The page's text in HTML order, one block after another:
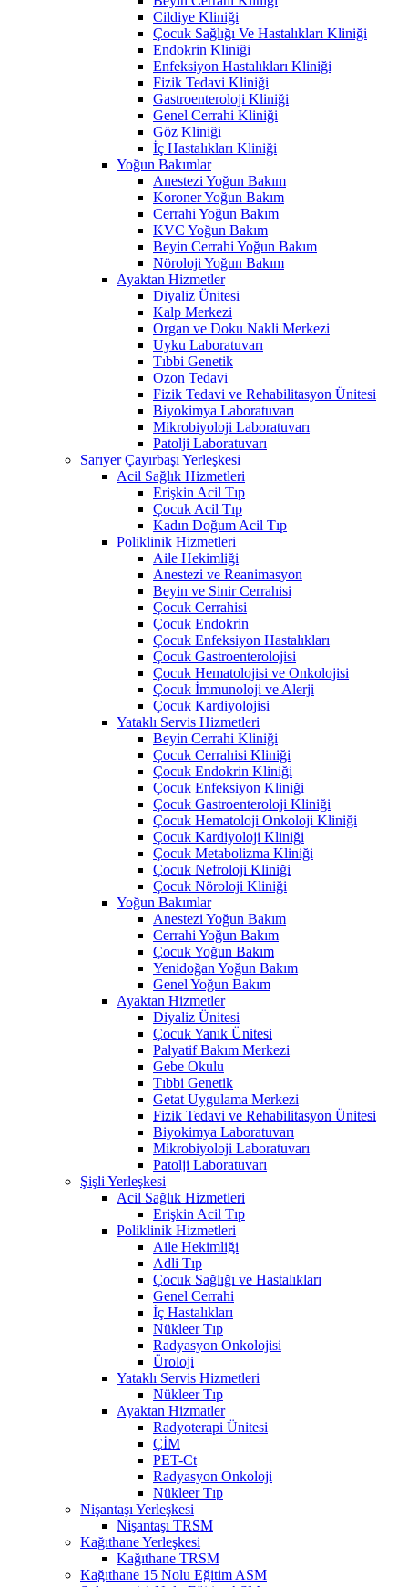
Cildiye Kliniği
Çocuk Sağlığı Ve Hastalıkları Kliniği
Endokrin Kliniği
Enfeksiyon Hastalıkları Kliniği
Fizik Tedavi Kliniği
Gastroenteroloji Kliniği
Genel Cerrahi Kliniği
Göz Kliniği
İç Hastalıkları Kliniği
Yoğun Bakımlar
Anestezi Yoğun Bakım
Koroner Yoğun Bakım
Cerrahi Yoğun Bakım
KVC Yoğun Bakım
Beyin Cerrahi Yoğun Bakım
Nöroloji Yoğun Bakım
Ayaktan Hizmetler
Diyaliz Ünitesi
Kalp Merkezi
Organ ve Doku Nakli Merkezi
Uyku Laboratuvarı
Tıbbi Genetik
Ozon Tedavi
Fizik Tedavi ve Rehabilitasyon Ünitesi
Biyokimya Laboratuvarı
Mikrobiyoloji Laboratuvarı
Patolji Laboratuvarı
Sarıyer Çayırbaşı Yerleşkesi
Acil Sağlık Hizmetleri
Erişkin Acil Tıp
Çocuk Acil Tıp
Kadın Doğum Acil Tıp
Poliklinik Hizmetleri
Aile Hekimliği
Anestezi ve Reanimasyon
Beyin ve Sinir Cerrahisi
Çocuk Cerrahisi
Çocuk Endokrin
Çocuk Enfeksiyon Hastalıkları
Çocuk Gastroenterolojisi
Çocuk Hematolojisi ve Onkolojisi
Çocuk İmmunoloji ve Alerji
Çocuk Kardiyolojisi
Yataklı Servis Hizmetleri
Beyin Cerrahi Kliniği
Çocuk Cerrahisi Kliniği
Çocuk Endokrin Kliniği
Çocuk Enfeksiyon Kliniği
Çocuk Gastroenteroloji Kliniği
Çocuk Hematoloji Onkoloji Kliniği
Çocuk Kardiyoloji Kliniği
Çocuk Metabolizma Kliniği
Çocuk Nefroloji Kliniği
Çocuk Nöroloji Kliniği
Yoğun Bakımlar
Anestezi Yoğun Bakım
Cerrahi Yoğun Bakım
Çocuk Yoğun Bakım
Yenidoğan Yoğun Bakım
Genel Yoğun Bakım
Ayaktan Hizmetler
Diyaliz Ünitesi
Çocuk Yanık Ünitesi
Palyatif Bakım Merkezi
Gebe Okulu
Tıbbi Genetik
Getat Uygulama Merkezi
Fizik Tedavi ve Rehabilitasyon Ünitesi
Biyokimya Laboratuvarı
Mikrobiyoloji Laboratuvarı
Patolji Laboratuvarı
Şişli Yerleşkesi
Acil Sağlık Hizmetleri
Erişkin Acil Tıp
Poliklinik Hizmetleri
Aile Hekimliği
Adli Tıp
Çocuk Sağlığı ve Hastalıkları
Genel Cerrahi
İç Hastalıkları
Nükleer Tıp
Radyasyon Onkolojisi
Üroloji
Yataklı Servis Hizmetleri
Nükleer Tıp
Ayaktan Hizmatler
Radyoterapi Ünitesi
ÇİM
PET-Ct
Radyasyon Onkoloji
Nükleer Tıp
Nişantaşı Yerleşkesi
Nişantaşı TRSM
Kağıthane Yerleşkesi
Kağıthane TRSM
Kağıthane 15 Nolu Eğitim ASM